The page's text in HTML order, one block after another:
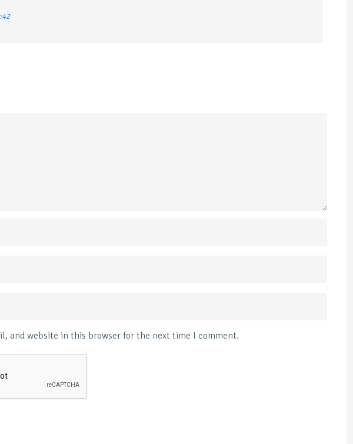
and website in this browser for the next time I comment.